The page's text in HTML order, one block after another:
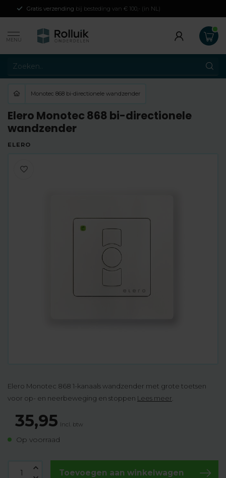
Gratis verzending bij besteding van € 100,- (in NL)
MENU
Monotec 868 bi-directionele wandzender
Elero Monotec 868 bi-directionele
wandzender
ELERO
Elero Monotec 868 1-kanaals wandzender met grote toetsen
voor op- en neerbeweging en stoppen Lees meer
35,95 Incl. btw
Op voorraad
Toevoegen aan winkelwagen